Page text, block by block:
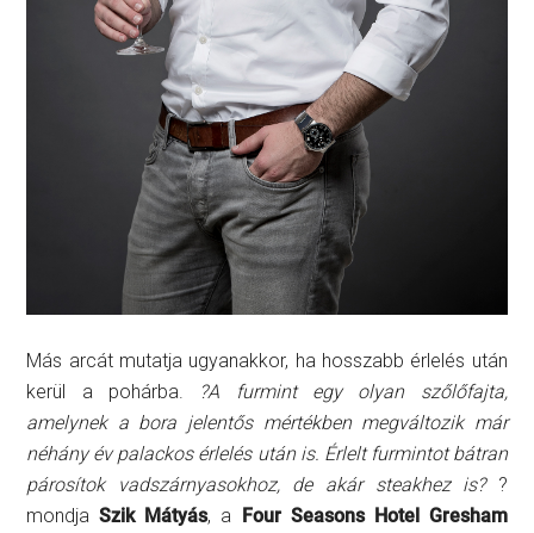
Más arcát mutatja ugyanakkor, ha hosszabb érlelés után
kerül a pohárba. ?A furmint egy olyan szőlőfajta,
amelynek a bora jelentős mértékben megváltozik már
néhány év palackos érlelés után is. Érlelt furmintot bátran
párosítok vadszárnyasokhoz, de akár steakhez is??
mondjaSzik Mátyás, a Four Seasons Hotel Gresham